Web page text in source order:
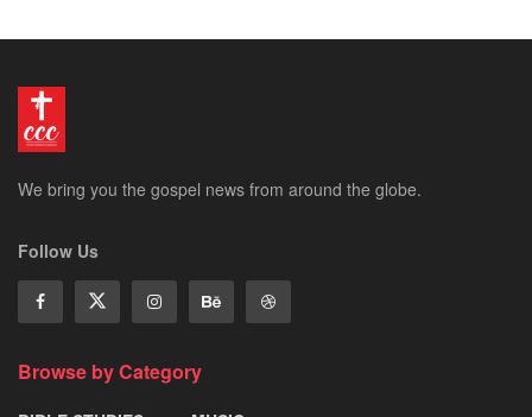
We bring you the gospel news from around the globe.
Follow Us
Browse by Category